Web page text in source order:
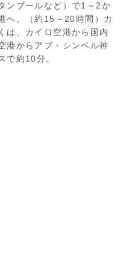
ンブールなど）で1～2か
へ。（約15～20時間）カ
は、カイロ空港から国内
港からアブ・シンベル神
で約10分。